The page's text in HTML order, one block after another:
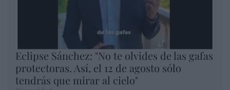
Eclipse Sánchez: "No te olvides de las gafas
protectoras. Así, el 12 de agosto sólo
tendrás que mirar al cielo"